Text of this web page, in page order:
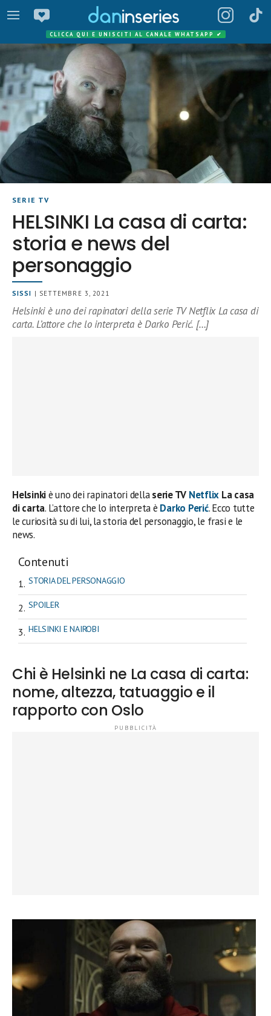
CLICCA QUI E UNISCITI AL CANALE WHATSAPP ✔
SERIE TV
HELSINKI La casa di carta:
storia e news del
personaggio
SISSI | SETTEMBRE 3, 2021
Helsinki è uno dei rapinatori della serie TV Netflix La casa di
carta. L’attore che lo interpreta è Darko Perić. […]
Helsinkiè uno dei rapinatori dellaserie TV Netflix La casa
di carta. L’attore che lo interpreta è Darko Perić. Ecco tutte
le curiosità su di lui, la storia del personaggio, le frasi e le
news.
Contenuti
STORIA DEL PERSONAGGIO
SPOILER
HELSINKI E NAIROBI
Chi è Helsinki ne La casa di carta:
nome, altezza, tatuaggio e il
rapporto con Oslo